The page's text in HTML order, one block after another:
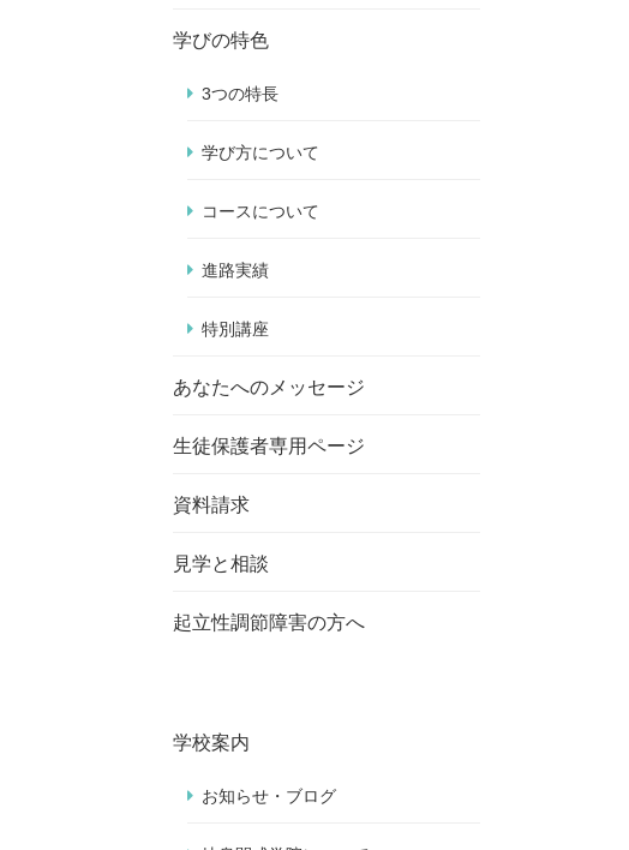
学びの特色
3つの特長
学び方について
コースについて
進路実績
特別講座
あなたへのメッセージ
生徒保護者専用ページ
資料請求
見学と相談
起立性調節障害の方へ
学校案内
お知らせ・ブログ